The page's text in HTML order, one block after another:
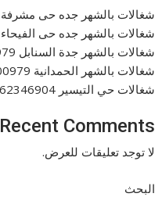
شغالات بالشهر جده حى مشرفة 0577265649
شغالات بالشهر جده حى الفيحاء 0577265649
شغالات بالشهر جدة السنابل 0571400979
شغالات بالشهر الحمدانية 0571400979
شغالات حي التيسير 0562346904
Recent Comments
لا توجد تعليقات للعرض.
البحث